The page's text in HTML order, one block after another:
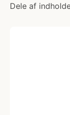
Dele af